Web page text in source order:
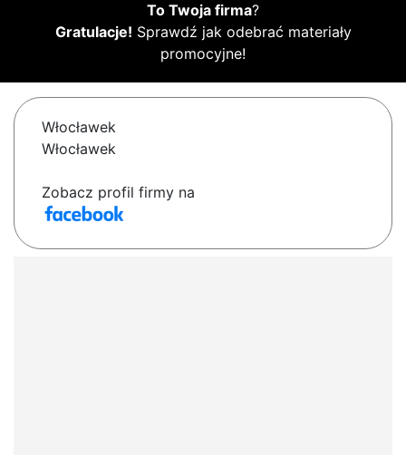
To Twoja firma?
Gratulacje! Sprawdź jak odebrać materiały
promocyjne!
Włocławek
Włocławek
Zobacz profil firmy na